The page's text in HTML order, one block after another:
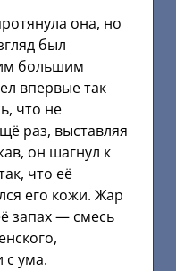
она, но
был
большим
впервые так
что не
раз, выставляя
он шагнул к
что её
его кожи. Жар
запах — смесь
с ума.